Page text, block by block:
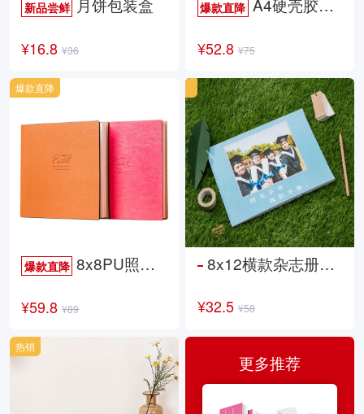
新品尝鲜 月饼包装盒
¥16.8 ¥36
爆款直降A4硬壳胶装照片书34p哑膜
¥52.8 ¥75
爆款直降 8x8PU照片书NewLife
¥59.8 ¥89
爆款直降
8x12横款杂志册26p
¥32.5 ¥58
热销
更多推荐